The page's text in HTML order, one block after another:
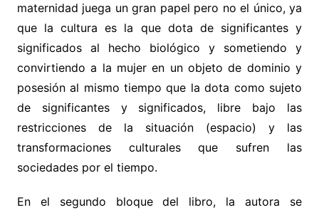
maternidad juega un gran papel pero no el único, ya
que la cultura es la que dota de significantes y
significados al hecho biológico y sometiendo y
convirtiendo a la mujer en un objeto de dominio y
posesión al mismo tiempo que la dota como sujeto
de significantes y significados, libre bajo las
restricciones de la situación (espacio) y las
transformaciones culturales que sufren las
sociedades por el tiempo.
En el segundo bloque del libro, la autora se